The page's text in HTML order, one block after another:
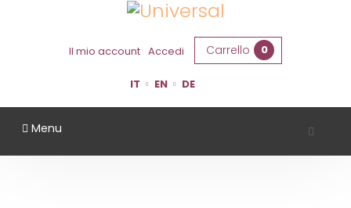
Il mio account Accedi Carrello 0
IT EN DE
Menu